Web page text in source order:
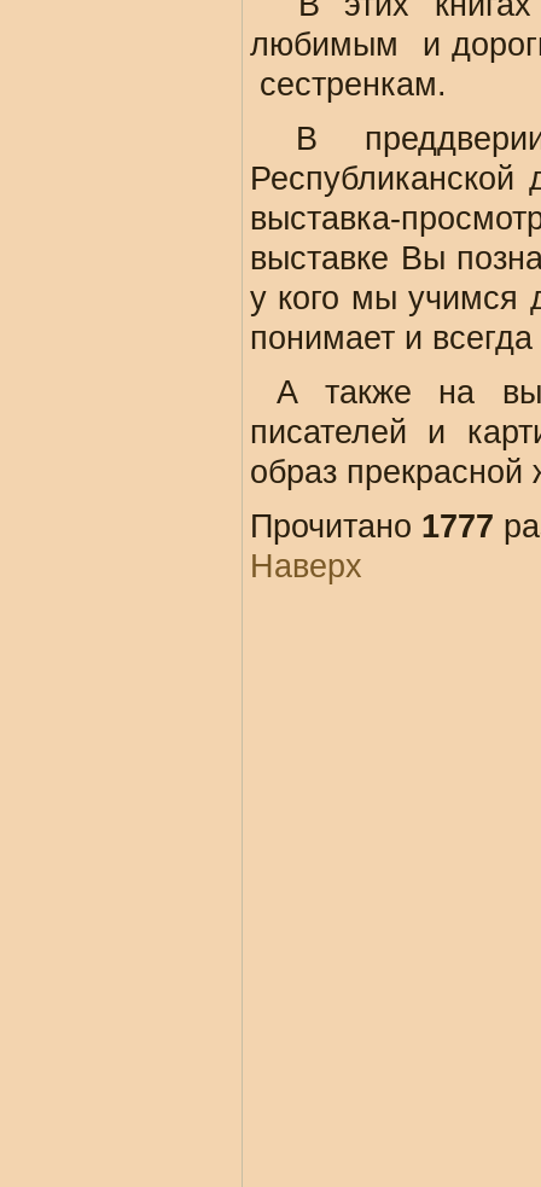
любимым и
сестренкам.
В
Республиканской
выставка-
выставке Вы
у кого мы учимся
понимает и
А также на
писателей и
образ
Прочитано 1777
Наверх